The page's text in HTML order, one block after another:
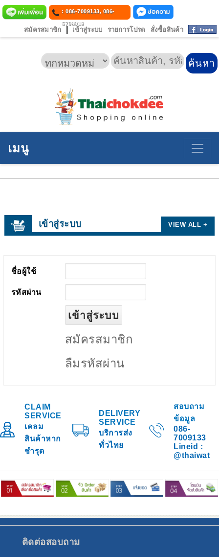
: 086-7009133, 086-
5708919
สมัครสมาชิก เข้าสู่ระบบ รายการโปรด สั่งซื้อสินค้า
เมนู
เข้าสู่ระบบ VIEW ALL +
ชื่อผู้ใช้
รหัสผ่าน
สมัครสมาชิก
ลืมรหัสผ่าน
CLAIM
SERVICE
เคลม
สินค้าหาก
ชำรุด
DELIVERY
SERVICE
บริการส่ง
ทั่วไทย
สอบถาม
ข้อมูล
086-
7009133
Lineid :
@thaiwat
ติดต่อสอบถาม